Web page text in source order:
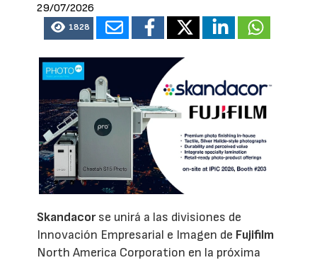
29/07/2026
1828
Skandacorse unirá a las divisiones de
Innovación Empresarial e Imagen de Fujifilm
North America Corporation en la próxima